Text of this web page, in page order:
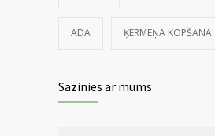
ĀDA ĶERMEŅA KOPŠANA
Sazinies ar mums